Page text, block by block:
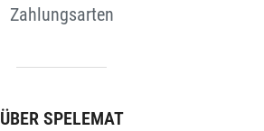
Zahlungsarten
ÜBER SPELEMAT